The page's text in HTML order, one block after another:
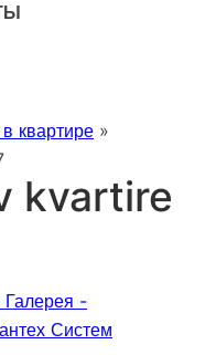
квартире »
kvartire